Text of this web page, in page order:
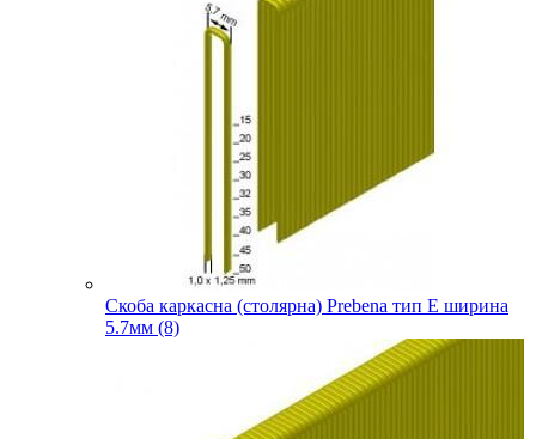
Скоба каркасна (столярна) Prebena тип E ширина
5.7мм (8)